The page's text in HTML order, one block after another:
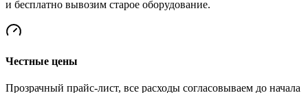
и бесплатно вывозим старое оборудование.
Честные цены
Прозрачный прайс-лист, все расходы согласовываем до начала